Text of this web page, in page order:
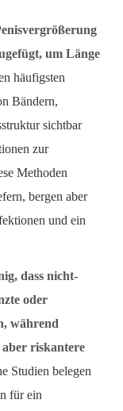
um Länge
häufigsten
Bändern,
sichtbar
zur
Methoden
bergen aber
und ein
dass nicht-
oder
während
riskantere
Studien belegen
für ein